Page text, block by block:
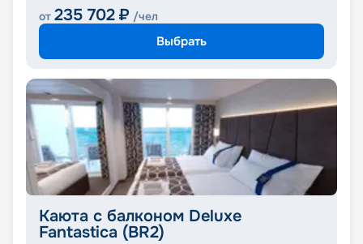
от 235 702 ₽ /чел
Выбрать
Каюта с балконом Deluxe
Fantastica (BR2)